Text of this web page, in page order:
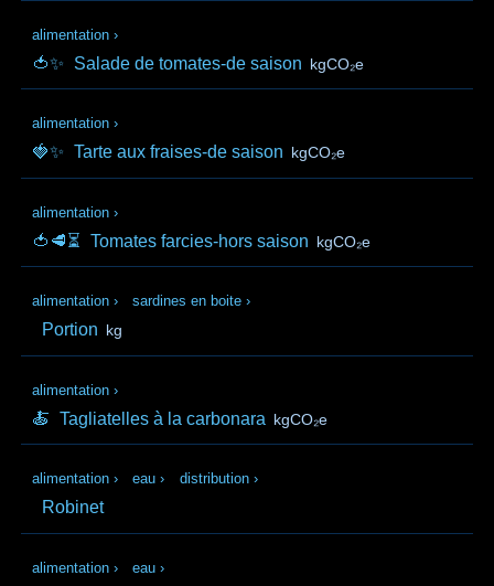
alimentation ›
🍅✨ Salade de tomates-de saison kgCO₂e
alimentation ›
🍓✨ Tarte aux fraises-de saison kgCO₂e
alimentation ›
🍅🥩⏳ Tomates farcies-hors saison kgCO₂e
alimentation › sardines en boite ›
Portion kg
alimentation ›
🍝 Tagliatelles à la carbonara kgCO₂e
alimentation › eau › distribution ›
Robinet
alimentation › eau ›